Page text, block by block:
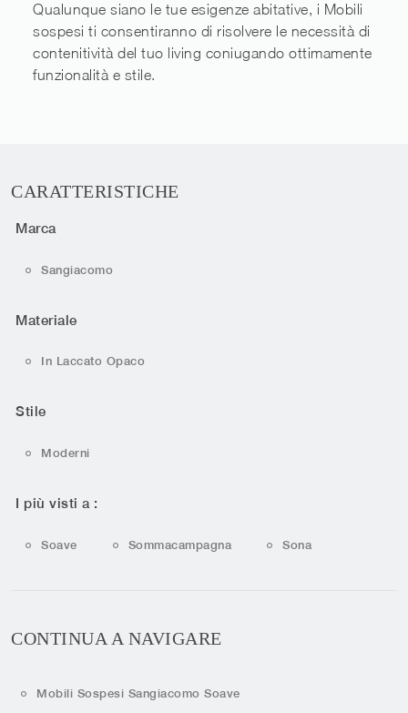
Qualunque siano le tue esigenze abitative, i Mobili
sospesi ti consentiranno di risolvere le necessità di
contenitività del tuo living coniugando ottimamente
funzionalità e stile.
CARATTERISTICHE
Marca
Sangiacomo
Materiale
In Laccato Opaco
Stile
Moderni
I più visti a :
Soave Sommacampagna Sona
CONTINUA A NAVIGARE
Mobili Sospesi Sangiacomo Soave